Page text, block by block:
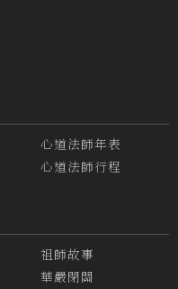
心道法師年表
心道法師行程
祖師故事
華嚴閉關